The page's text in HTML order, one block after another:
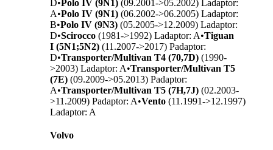
D•Polo IV (9N1) (09.2001->05.2002) Ladaptor:
A•Polo IV (9N1) (06.2002->06.2005) Ladaptor:
B•Polo IV (9N3) (05.2005->12.2009) Ladaptor:
D•Scirocco (1981->1992) Ladaptor: A•Tiguan
I (5N1;5N2) (11.2007->2017) Padaptor:
D•Transporter/Multivan T4 (70,7D) (1990-
>2003) Ladaptor: A•Transporter/Multivan T5
(7E) (09.2009->05.2013) Padaptor:
A•Transporter/Multivan T5 (7H,7J) (02.2003-
>11.2009) Padaptor: A•Vento (11.1991->12.1997)
Ladaptor: A
Volvo